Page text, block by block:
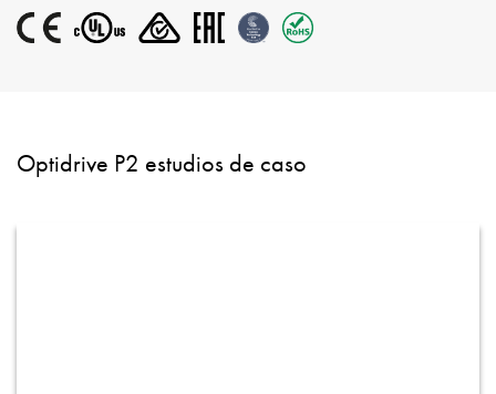
Optidrive P2 estudios de caso